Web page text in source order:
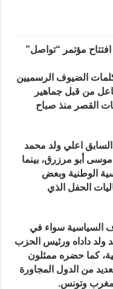
مؤتمر “توا صل”
الضيوف الرسميين
من قبلجماهير
القصر منذ صباح
اعلي ولد محمد
أبو مرزرق، بينما
الوطنية وبعض
الحفل الذي
السياسية سواء في
ولد داداه ورئيس الحزب
كما حضره ممثلون
من الدول المجاورة
وتونس.